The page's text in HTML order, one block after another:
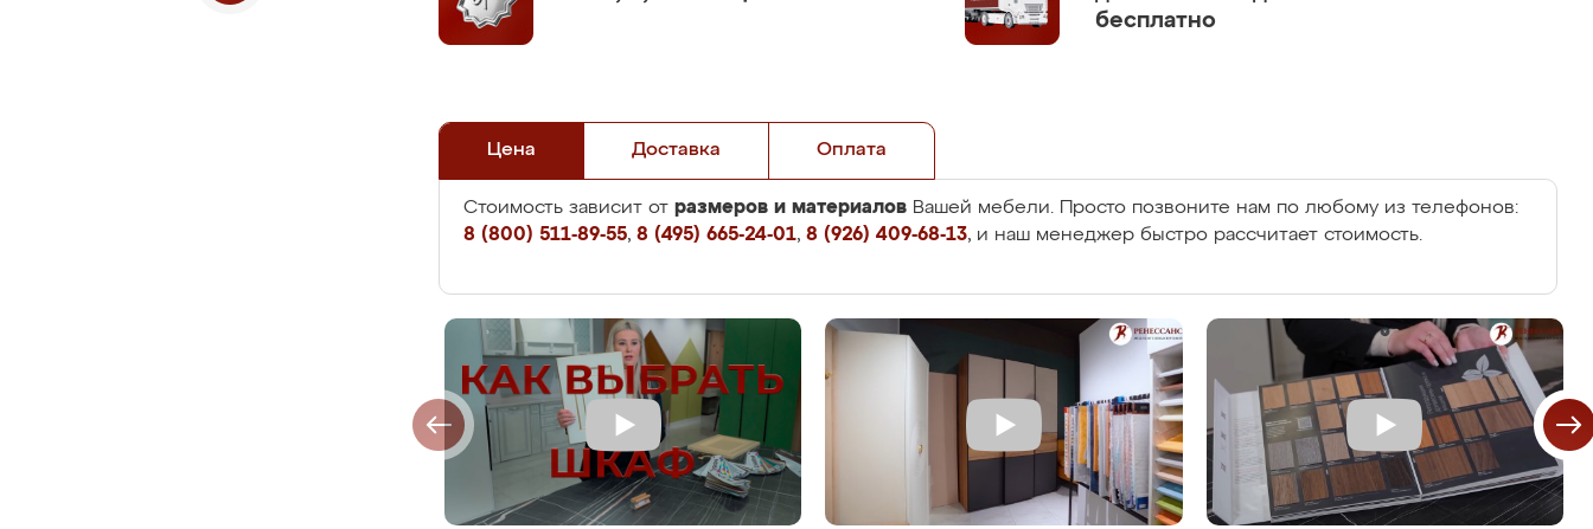
бесплатно
Цена Доставка Оплата
Стоимость зависит от размеров и материалов Вашей мебели. Просто позвоните нам по любому из телефонов:
8 (800) 511-89-55, 8 (495) 665-24-01, 8 (926) 409-68-13, и наш менеджер быстро рассчитает стоимость.